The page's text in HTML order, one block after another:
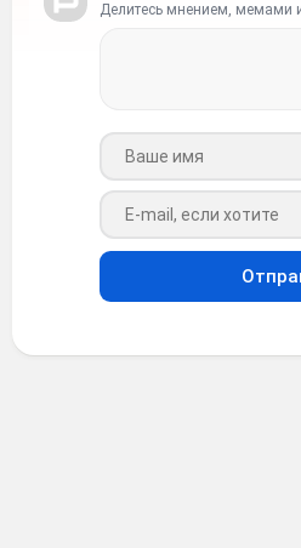
Делитесь мнением, мемами
Ваше имя
Ваш e-mail